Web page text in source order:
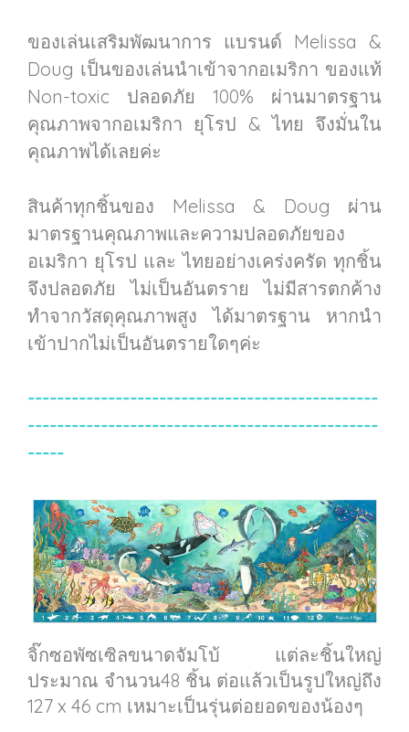
ของเล่นเสริมพัฒนาการ แบรนด์ Melissa &
Doug เป็นของเล่นนำเข้าจากอเมริกา ของแท้
Non-toxic ปลอดภัย 100% ผ่านมาตรฐาน
คุณภาพจากอเมริกา ยุโรป & ไทย จึงมั่นใน
คุณภาพได้เลยค่ะ
สินค้าทุกชิ้นของ Melissa & Doug ผ่าน
มาตรฐานคุณภาพและความปลอดภัยของ
อเมริกา ยุโรป และ ไทยอย่างเคร่งครัด ทุกชิ้น
จึงปลอดภัย ไม่เป็นอันตราย ไม่มีสารตกค้าง
ทำจากวัสดุคุณภาพสูง ได้มาตรฐาน หากนำ
เข้าปากไม่เป็นอันตรายใดๆค่ะ
------------------------------------------------
------------------------------------------------
-----
จิ๊กซอพัซเซิลขนาดจัมโบ้ แต่ละชิ้นใหญ่
ประมาณ จำนวน48 ชิ้น ต่อแล้วเป็นรูปใหญ่ถึง
127 x 46 cm เหมาะเป็นรุ่นต่อยอดของน้องๆ